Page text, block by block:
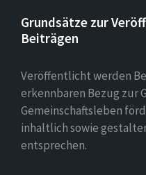
Grundsätze zur
Beiträgen
Veröffentlicht werden
erkennbaren Bezug zur
Gemeinschaftsleben
inhaltlich sowie
entsprechen.